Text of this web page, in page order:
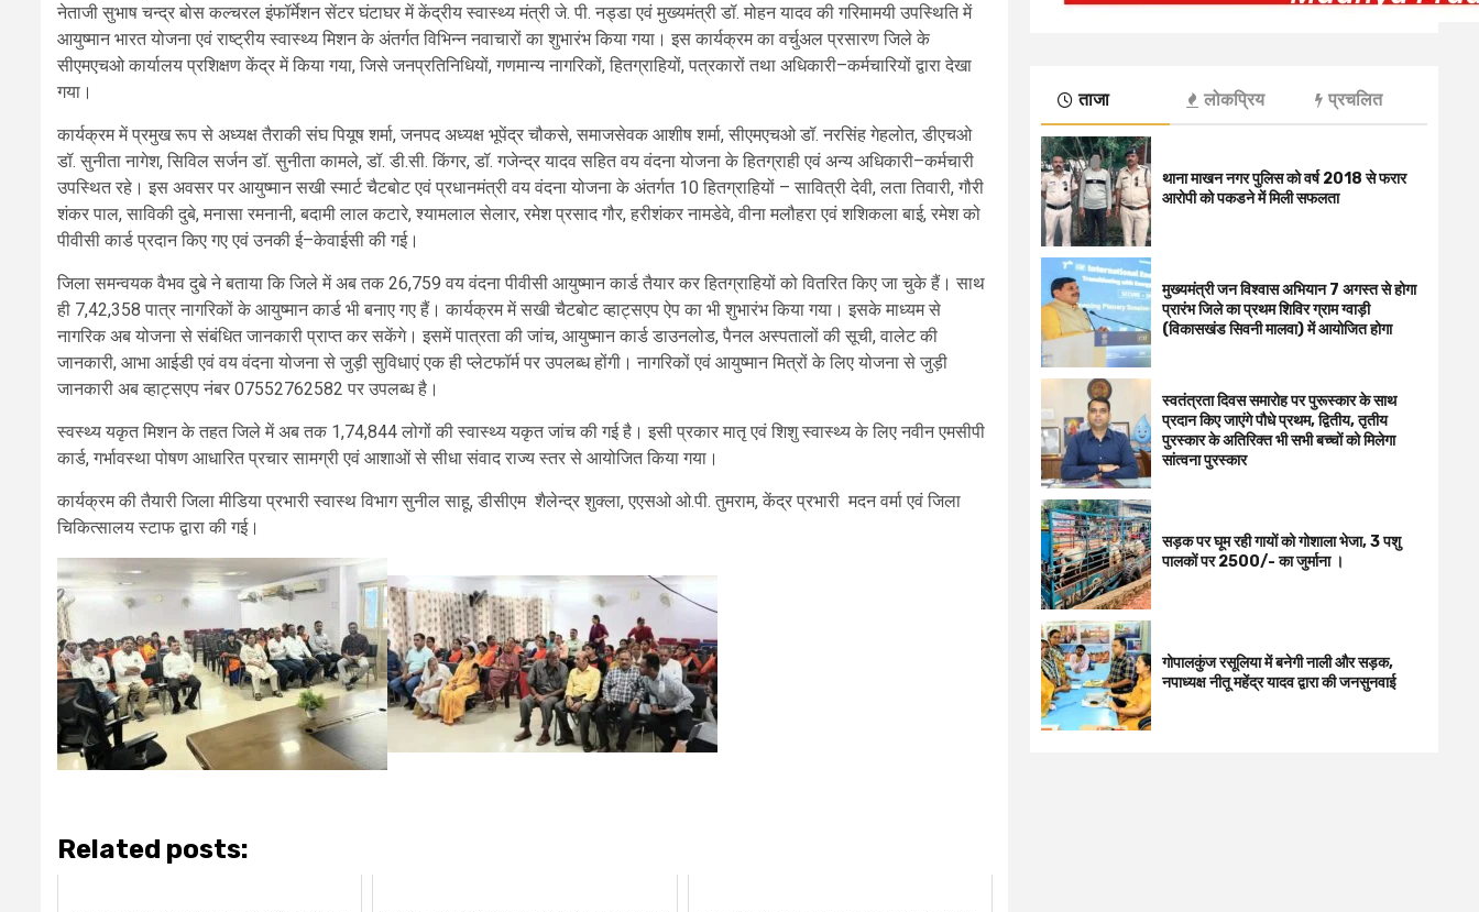
नेताजी सुभाष चन्द्र बोस कल्चरल इंफॉर्मेशन सेंटर घंटाघर में केंद्रीय स्वास्थ्य मंत्री जे. पी. नड्डा एवं मुख्यमंत्री डॉ. मोहन यादव की गरिमामयी उपस्थिति में
आयुष्मान भारत योजना एवं राष्ट्रीय स्वास्थ्य मिशन के अंतर्गत विभिन्न नवाचारों का शुभारंभ किया गया। इस कार्यक्रम का वर्चुअल प्रसारण जिले के
सीएमएचओ कार्यालय प्रशिक्षण केंद्र में किया गया, जिसे जनप्रतिनिधियों, गणमान्य नागरिकों, हितग्राहियों, पत्रकारों तथा अधिकारी–कर्मचारियों द्वारा देखा
गया।
कार्यक्रम में प्रमुख रूप से अध्यक्ष तैराकी संघ पियूष शर्मा, जनपद अध्यक्ष भूपेंद्र चौकसे, समाजसेवक आशीष शर्मा, सीएमएचओ डॉ. नरसिंह गेहलोत, डीएचओ
डॉ. सुनीता नागेश, सिविल सर्जन डॉ. सुनीता कामले, डॉ. डी.सी. किंगर, डॉ. गजेन्द्र यादव सहित वय वंदना योजना के हितग्राही एवं अन्य अधिकारी–कर्मचारी
उपस्थित रहे। इस अवसर पर आयुष्मान सखी स्मार्ट चैटबोट एवं प्रधानमंत्री वय वंदना योजना के अंतर्गत 10 हितग्राहियों – सावित्री देवी, लता तिवारी, गौरी
शंकर पाल, साविकी दुबे, मनासा रमनानी, बदामी लाल कटारे, श्यामलाल सेलार, रमेश प्रसाद गौर, हरीशंकर नामडेवे, वीना मलौहरा एवं शशिकला बाई, रमेश को
पीवीसी कार्ड प्रदान किए गए एवं उनकी ई–केवाईसी की गई।
जिला समन्वयक वैभव दुबे ने बताया कि जिले में अब तक 26,759 वय वंदना पीवीसी आयुष्मान कार्ड तैयार कर हितग्राहियों को वितरित किए जा चुके हैं। साथ
ही 7,42,358 पात्र नागरिकों के आयुष्मान कार्ड भी बनाए गए हैं। कार्यक्रम में सखी चैटबोट व्हाट्सएप ऐप का भी शुभारंभ किया गया। इसके माध्यम से
नागरिक अब योजना से संबंधित जानकारी प्राप्त कर सकेंगे। इसमें पात्रता की जांच, आयुष्मान कार्ड डाउनलोड, पैनल अस्पतालों की सूची, वालेट की
जानकारी, आभा आईडी एवं वय वंदना योजना से जुड़ी सुविधाएं एक ही प्लेटफॉर्म पर उपलब्ध होंगी। नागरिकों एवं आयुष्मान मित्रों के लिए योजना से जुड़ी
जानकारी अब व्हाट्सएप नंबर 07552762582 पर उपलब्ध है।
स्वस्थ्य यकृत मिशन के तहत जिले में अब तक 1,74,844 लोगों की स्वास्थ्य यकृत जांच की गई है। इसी प्रकार मातृ एवं शिशु स्वास्थ्य के लिए नवीन एमसीपी
कार्ड, गर्भावस्था पोषण आधारित प्रचार सामग्री एवं आशाओं से सीधा संवाद राज्य स्तर से आयोजित किया गया।
कार्यक्रम की तैयारी जिला मीडिया प्रभारी स्वास्थ विभाग सुनील साहू, डीसीएम शैलेन्द्र शुक्ला, एएसओ ओ.पी. तुमराम, केंद्र प्रभारी मदन वर्मा एवं जिला
चिकित्सालय स्टाफ द्वारा की गई।
Related posts:
ताजा लोकप्रिय प्रचलित
थाना माखन नगर पुलिस को वर्ष 2018 से फरार
आरोपी को पकडने में मिली सफलता
मुख्यमंत्री जन विश्वास अभियान 7 अगस्त से होगा
प्रारंभ जिले का प्रथम शिविर ग्राम ग्वाड़ी
(विकासखंड सिवनी मालवा) में आयोजित होगा
स्वतंत्रता दिवस समारोह पर पुरूस्‍कार के साथ
प्रदान किए जाएंगे पौधे प्रथम, द्वितीय, तृतीय
पुरस्कार के अतिरिक्त भी सभी बच्चों को मिलेगा
सांत्वना पुरस्कार
सड़क पर घूम रही गायों को गोशाला भेजा, 3 पशु
पालकों पर 2500/- का जुर्माना ।
गोपालकुंज रसूलिया में बनेगी नाली और सड़क,
नपाध्यक्ष नीतू महेंद्र यादव द्वारा की जनसुनवाई